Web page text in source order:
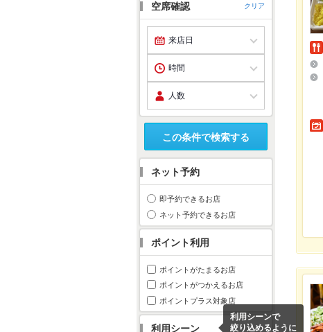
空席確認 クリア
この条件で検索する
ネット予約
即予約できるお店
ネット予約できるお店
ポイント利用
ポイントがたまるお店
ポイントがつかえるお店
ポイントプラス対象店
利用シーン
利用シーンで
絞り込めるように